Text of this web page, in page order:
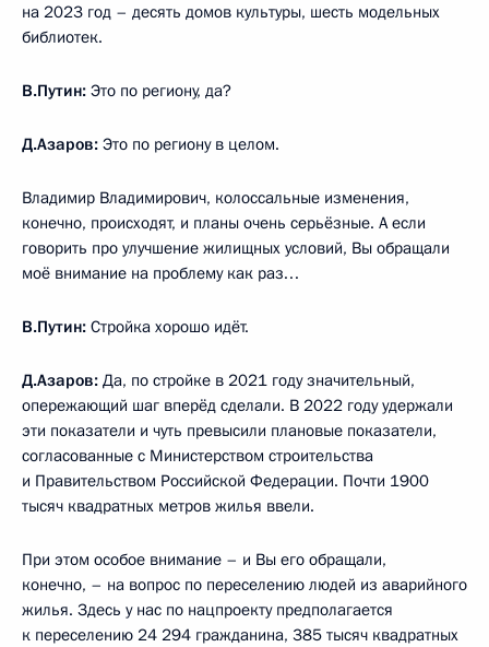
на 2023 год – десять домов культуры, шесть модельных
библиотек.
В.Путин: Это по региону, да?
Д.Азаров: Это по региону в целом.
Владимир Владимирович, колоссальные изменения,
конечно, происходят, и планы очень серьёзные. А если
говорить про улучшение жилищных условий, Вы обращали
моё внимание на проблему как раз…
В.Путин: Стройка хорошо идёт.
Д.Азаров: Да, по стройке в 2021 году значительный,
опережающий шаг вперёд сделали. В 2022 году удержали
эти показатели и чуть превысили плановые показатели,
согласованные с Министерством строительства
и Правительством Российской Федерации. Почти 1900
тысяч квадратных метров жилья ввели.
При этом особое внимание – и Вы его обращали,
конечно, – на вопрос по переселению людей из аварийного
жилья. Здесь у нас по нацпроекту предполагается
к переселению 24 294 гражданина, 385 тысяч квадратных